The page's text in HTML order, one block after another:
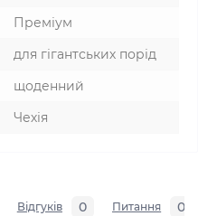
Преміум
для гігантських порід
щоденний
Чехія
Відгуків 0 Питання 0